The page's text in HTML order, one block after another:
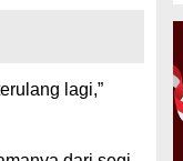
lagi,”